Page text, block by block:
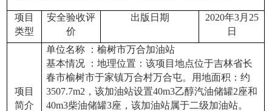
项目
类型
安全验收评
价
出版日期 2020年3月25
日
项目
简介
单位名称 ：榆树市万合加油站
基本情况 ：地理位置：该项目地点位于吉林省长
春市榆树市于家镇万合村万合屯。用地面积：约
3507.7m2，该加油站设置40m3乙醇汽油储罐2座和
40m3柴油储罐3座，该加油站属于二级加油站。